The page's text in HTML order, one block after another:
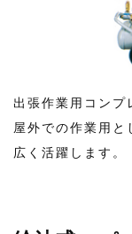
出張作業用コンプ
屋外での作業用と
広く活躍します。